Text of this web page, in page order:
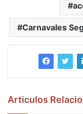
Carnavales
Articulos